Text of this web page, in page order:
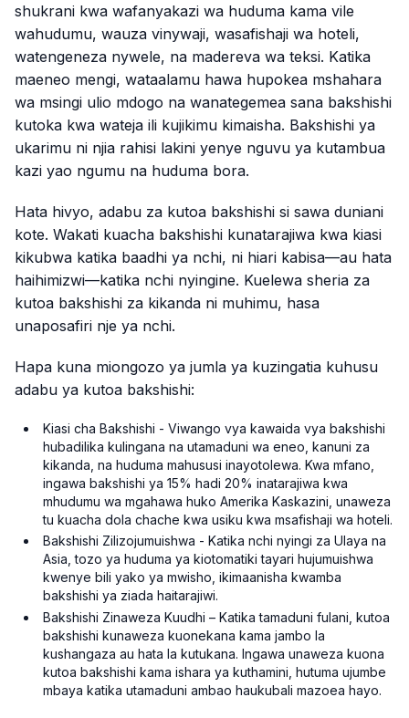
shukrani kwa wafanyakazi wa huduma kama vile
wahudumu, wauza vinywaji, wasafishaji wa hoteli,
watengeneza nywele, na madereva wa teksi. Katika
maeneo mengi, wataalamu hawa hupokea mshahara
wa msingi ulio mdogo na wanategemea sana bakshishi
kutoka kwa wateja ili kujikimu kimaisha. Bakshishi ya
ukarimu ni njia rahisi lakini yenye nguvu ya kutambua
kazi yao ngumu na huduma bora.
Hata hivyo, adabu za kutoa bakshishi si sawa duniani
kote. Wakati kuacha bakshishi kunatarajiwa kwa kiasi
kikubwa katika baadhi ya nchi, ni hiari kabisa—au hata
haihimizwi—katika nchi nyingine. Kuelewa sheria za
kutoa bakshishi za kikanda ni muhimu, hasa
unaposafiri nje ya nchi.
Hapa kuna miongozo ya jumla ya kuzingatia kuhusu
adabu ya kutoa bakshishi:
Kiasi cha Bakshishi - Viwango vya kawaida vya bakshishi
hubadilika kulingana na utamaduni wa eneo, kanuni za
kikanda, na huduma mahususi inayotolewa. Kwa mfano,
ingawa bakshishi ya 15% hadi 20% inatarajiwa kwa
mhudumu wa mgahawa huko Amerika Kaskazini, unaweza
tu kuacha dola chache kwa usiku kwa msafishaji wa hoteli.
Bakshishi Zilizojumuishwa - Katika nchi nyingi za Ulaya na
Asia, tozo ya huduma ya kiotomatiki tayari hujumuishwa
kwenye bili yako ya mwisho, ikimaanisha kwamba
bakshishi ya ziada haitarajiwi.
Bakshishi Zinaweza Kuudhi – Katika tamaduni fulani, kutoa
bakshishi kunaweza kuonekana kama jambo la
kushangaza au hata la kutukana. Ingawa unaweza kuona
kutoa bakshishi kama ishara ya kuthamini, hutuma ujumbe
mbaya katika utamaduni ambao haukubali mazoea hayo.